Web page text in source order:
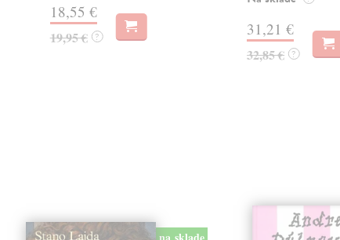
18,55 €
19,95 € ? 31,21 €
32,85 € ?